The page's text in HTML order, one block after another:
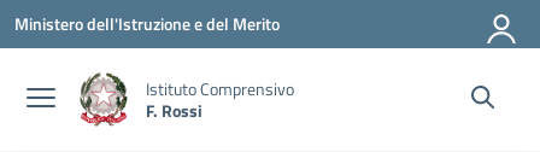
Vai ai contenuti
Vai al menu di navigazione
Vai al footer
Ministero dell'Istruzione e del Merito
Istituto Comprensivo
F. Rossi